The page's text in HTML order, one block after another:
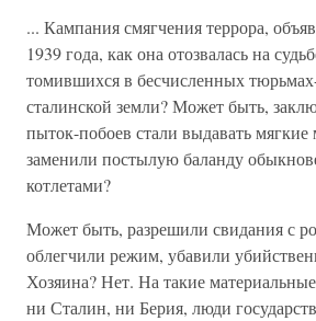
... Кампания смягчения террора,
1939 года, как она отозвалась на
томившихся в бесчисленных
сталинской земли? Может быть,
пыток-побоев стали выдавать
заменили постылую баланду
котлетами?
Может быть, разрешили свидания с
облегчили режим, убавили
Хозяина? Нет. На такие
ни Сталин, ни Берия, люди